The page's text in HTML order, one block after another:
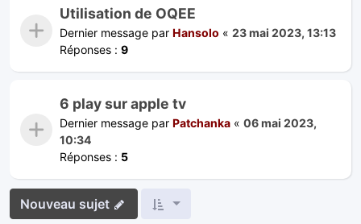
Utilisation de OQEE
Dernier message par Hansolo « 23 mai 2023, 13:13
Réponses : 9
6 play sur apple tv
Dernier message par Patchanka « 06 mai 2023,
10:34
Réponses : 5
Nouveau sujet